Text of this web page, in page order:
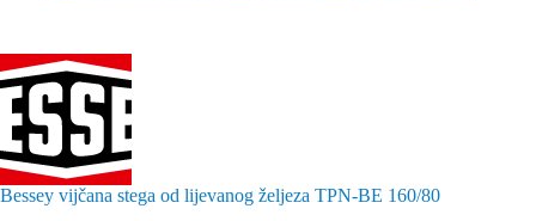
Bessey vijčana stega od lijevanog željeza TPN-BE 160/80